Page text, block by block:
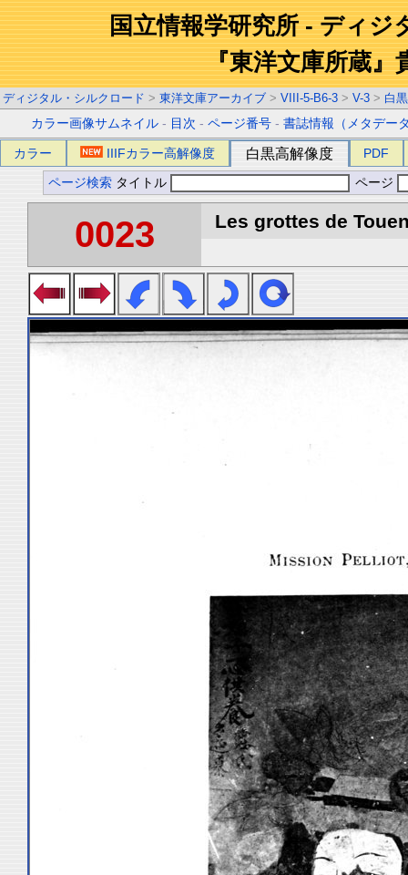
国立情報学研究所 - ディジ
『東洋文庫所蔵』
ディジタル・シルクロード > 東洋文庫アーカイブ > VIII-5-B6-3 > V-3 > 白
カラー画像サムネイル - 目次 -ページ番号 -書誌情報（メタデー
カラー IIIFカラー高解像度 白黒高解像度 PDF
ページ検索 タイトル ページ
0023 Les grottes de